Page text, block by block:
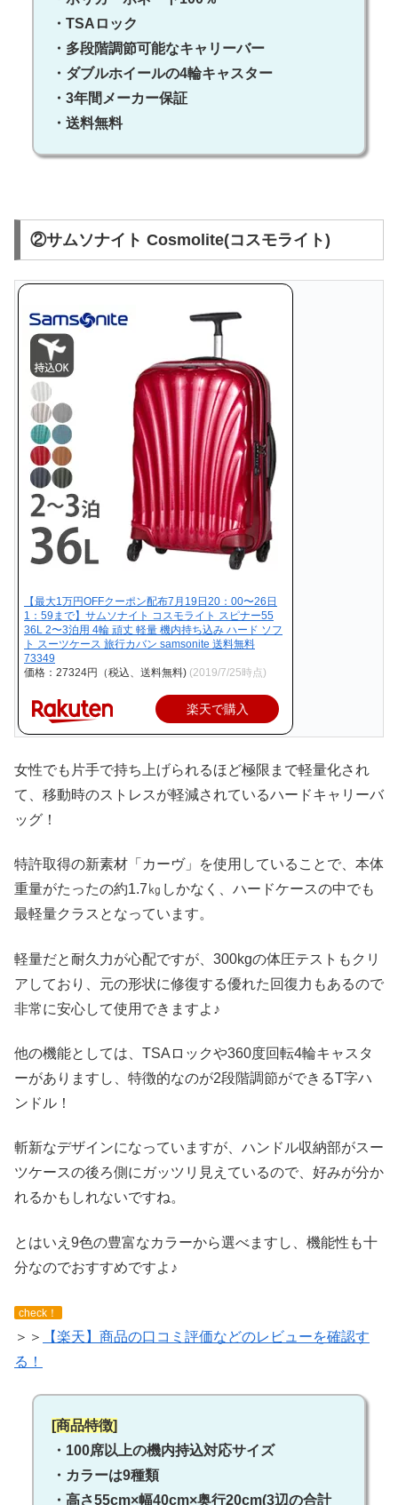
・TSAロック
・多段階調節可能なキャリーバー
・ダブルホイールの4輪キャスター
・3年間メーカー保証
・送料無料
②サムソナイト Cosmolite(コスモライト)
【最大1万円OFFクーポン配布7月19日20：00〜26日
1：59まで】サムソナイト コスモライト スピナー55
36L 2〜3泊用 4輪 頑丈 軽量 機内持ち込み ハード ソフ
ト スーツケース 旅行カバン samsonite 送料無料
73349
価格：27324円（税込、送料無料) (2019/7/25時点)
楽天で購入
女性でも片手で持ち上げられるほど極限まで軽量化され
て、移動時のストレスが軽減されているハードキャリーバ
ッグ！
特許取得の新素材「カーヴ」を使用していることで、本体
重量がたったの約1.7㎏しかなく、ハードケースの中でも
最軽量クラスとなっています。
軽量だと耐久力が心配ですが、300kgの体圧テストもクリ
アしており、元の形状に修復する優れた回復力もあるので
非常に安心して使用できますよ♪
他の機能としては、TSAロックや360度回転4輪キャスタ
ーがありますし、特徴的なのが2段階調節ができるT字ハ
ンドル！
斬新なデザインになっていますが、ハンドル収納部がスー
ツケースの後ろ側にガッツリ見えているので、好みが分か
れるかもしれないですね。
とはいえ9色の豊富なカラーから選べますし、機能性も十
分なのでおすすめですよ♪
check！
＞＞
【楽天】商品の口コミ評価などのレビューを確認す
る！
[商品特徴]
・100席以上の機内持込対応サイズ
・カラーは9種類
・高さ55cm×幅40cm×奥行20cm(3辺の合計